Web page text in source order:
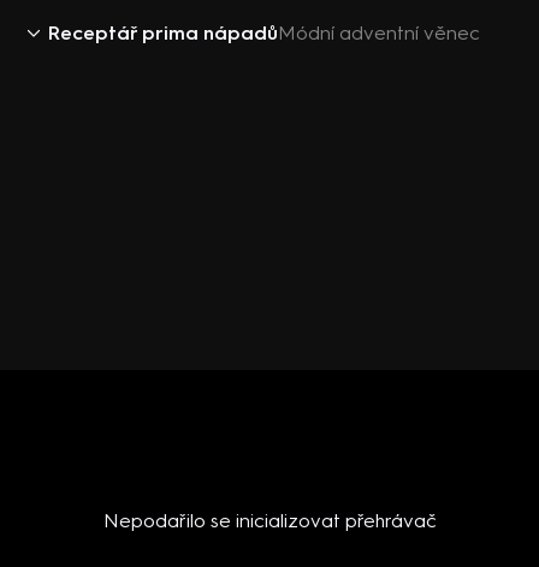
Receptář prima nápadůMódní adventní věnec
Nepodařilo se inicializovat přehrávač